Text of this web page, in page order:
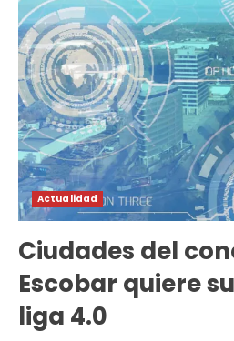
Actualidad
Ciudades del
Escobar quiere
liga 4.0